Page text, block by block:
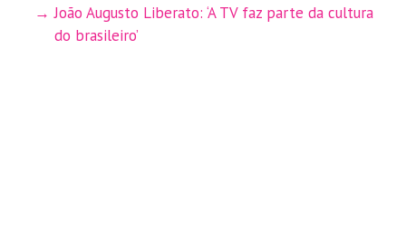
João Augusto Liberato: ‘A TV faz parte da cultura
do brasileiro’